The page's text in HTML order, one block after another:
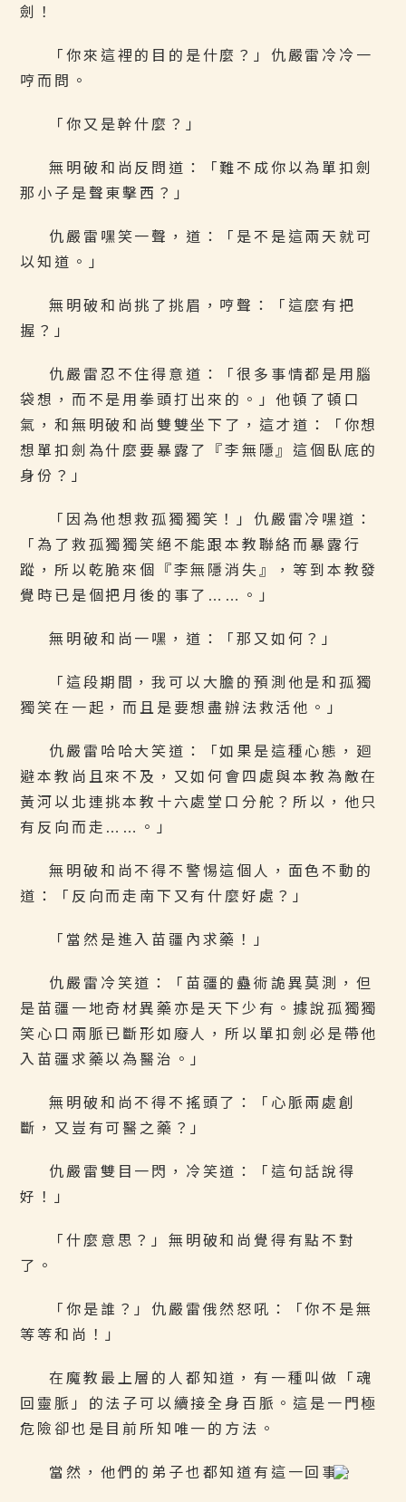
劍！
「你來這裡的目的是什麼？」仇嚴雷冷冷一
哼而問。
「你又是幹什麼？」
無明破和尚反問道：「難不成你以為單扣劍
那小子是聲東擊西？」
仇嚴雷嘿笑一聲，道：「是不是這兩天就可
以知道。」
無明破和尚挑了挑眉，哼聲：「這麼有把
握？」
仇嚴雷忍不住得意道：「很多事情都是用腦
袋想，而不是用拳頭打出來的。」他頓了頓口
氣，和無明破和尚雙雙坐下了，這才道：「你想
想單扣劍為什麼要暴露了『李無隱』這個臥底的
身份？」
「因為他想救孤獨獨笑！」仇嚴雷冷嘿道：
「為了救孤獨獨笑絕不能跟本教聯絡而暴露行
蹤，所以乾脆來個『李無隱消失』，等到本教發
覺時已是個把月後的事了……。」
無明破和尚一嘿，道：「那又如何？」
「這段期間，我可以大膽的預測他是和孤獨
獨笑在一起，而且是要想盡辦法救活他。」
仇嚴雷哈哈大笑道：「如果是這種心態，廻
避本教尚且來不及，又如何會四處與本教為敵在
黃河以北連挑本教十六處堂口分舵？所以，他只
有反向而走……。」
無明破和尚不得不警惕這個人，面色不動的
道：「反向而走南下又有什麼好處？」
「當然是進入苗疆內求藥！」
仇嚴雷冷笑道：「苗疆的蠱術詭異莫測，但
是苗疆一地奇材異藥亦是天下少有。據說孤獨獨
笑心口兩脈已斷形如廢人，所以單扣劍必是帶他
入苗疆求藥以為醫治。」
無明破和尚不得不搖頭了：「心脈兩處創
斷，又豈有可醫之藥？」
仇嚴雷雙目一閃，冷笑道：「這句話說得
好！」
「什麼意思？」無明破和尚覺得有點不對
了。
「你是誰？」仇嚴雷俄然怒吼：「你不是無
等等和尚！」
在魔教最上層的人都知道，有一種叫做「魂
回靈脈」的法子可以續接全身百脈。這是一門極
危險卻也是目前所知唯一的方法。
當然，他們的弟子也都知道有這一回事。